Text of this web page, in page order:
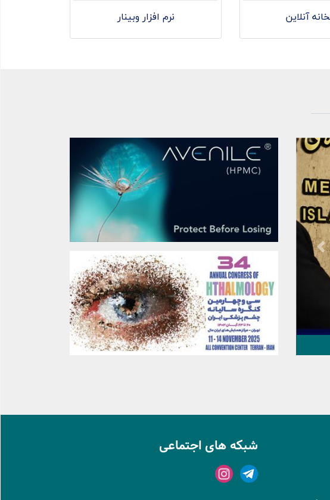
آنلاین نرم افزار وبینار
Previous
شبکه های اجتماعی